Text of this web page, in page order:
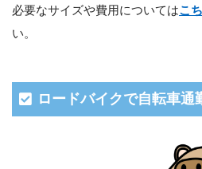
必要なサイズや費用についてはこ
い。
ロードバイクで自転車通